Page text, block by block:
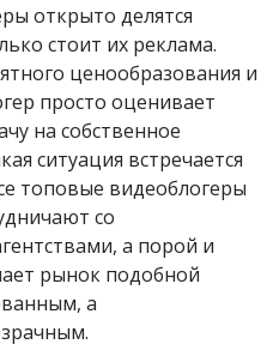
открыто делятся
стоит их реклама.
ценообразования и
просто оценивает
на собственное
ситуация встречается
топовые видеоблогеры
со
а порой и
рынок подобной
а